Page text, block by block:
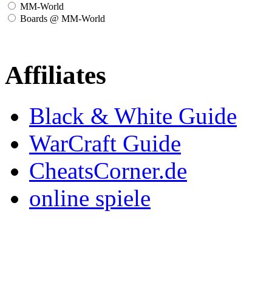
MM-World
Boards @ MM-World
Affiliates
Black & White Guide
WarCraft Guide
CheatsCorner.de
online spiele